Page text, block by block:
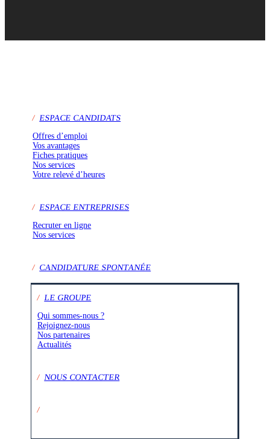
/ ESPACE CANDIDATS
Offres d’emploi
Vos avantages
Fiches pratiques
Nos services
Votre relevé d’heures
/ ESPACE ENTREPRISES
Recruter en ligne
Nos services
/ CANDIDATURE SPONTANÉE
/ LE GROUPE
Qui sommes-nous ?
Rejoignez-nous
Nos partenaires
Actualités
/NOUS CONTACTER
/